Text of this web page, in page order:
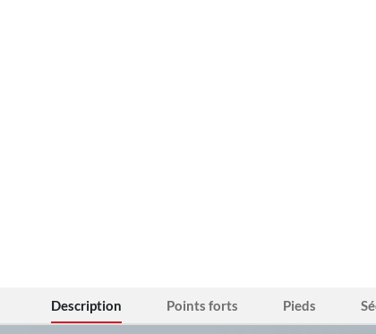
Description Points forts Pieds